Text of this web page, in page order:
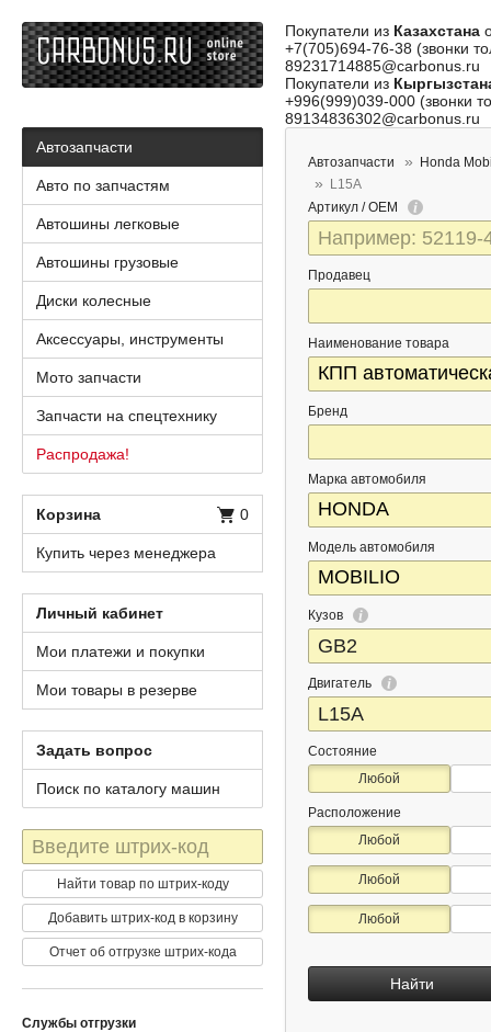
Покупатели из Казахстана
+7(705)694-76-38 (звонки
89231714885@carbonus.ru
Покупатели из
+996(999)039-000 (звонки
89134836302@carbonus.ru
Автозапчасти
Honda
L15A
Артикул / OEM
Продавец
Наименование товара
Бренд
Марка автомобиля
Модель автомобиля
Кузов
Двигатель
Состояние
Любой
Расположение
Любой
Любой
Любой
Найти
Автозапчасти
Авто по запчастям
Автошины легковые
Автошины грузовые
Диски колесные
Аксессуары, инструменты
Мото запчасти
Запчасти на спецтехнику
Распродажа!
Корзина 0
Купить через менеджера
Личный кабинет
Мои платежи и покупки
Мои товары в резерве
Задать вопрос
Поиск по каталогу машин
Штрих-
код
Найти товар по штрих-коду
Добавить штрих-код в корзину
Отчет об отгрузке штрих-кода
Службы отгрузки